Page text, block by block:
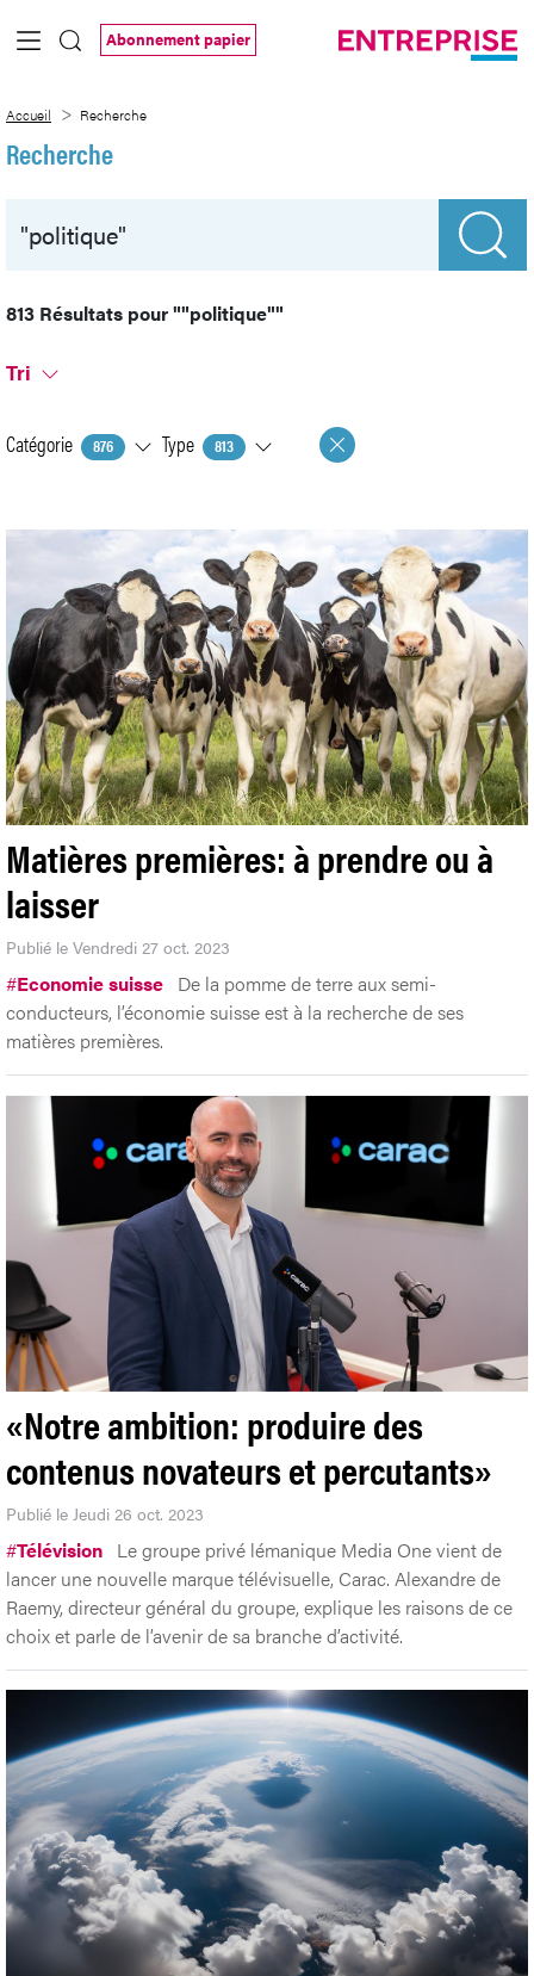
Saut au contenu principal
Abonnement papier
Accueil Recherche
Recherche
813 Résultats pour""politique""
Tri
Catégorie 876 Type 813
Matières premières: à prendre ou à
laisser
Publié le Vendredi 27 oct. 2023
#Economie suisse De la pomme de terre aux semi-
conducteurs, l’économie suisse est à la recherche de ses
matières premières.
«Notre ambition: produire des
contenus novateurs et percutants»
Publié le Jeudi 26 oct. 2023
#Télévision Le groupe privé lémanique Media One vient de
lancer une nouvelle marque télévisuelle, Carac. Alexandre de
Raemy, directeur général du groupe, explique les raisons de ce
choix et parle de l’avenir de sa branche d’activité.